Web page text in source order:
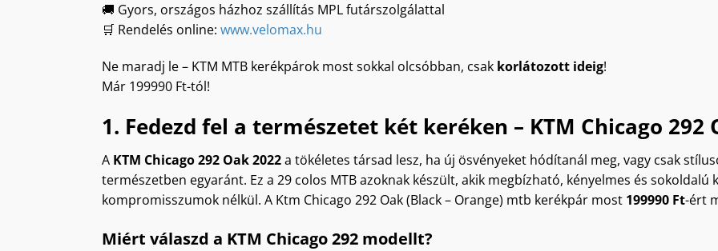
🚚 Gyors, országos házhoz szállítás MPL futárszolgálattal
🛒 Rendelés online: www.velomax.hu
Ne maradj le – KTM MTB kerékpárok most sokkal olcsóbban, csak korlátozott ideig!
Már 199990 Ft-tól!
1. Fedezd fel a természetet két keréken – KTM Chicago 292
A KTM Chicago 292 Oak 2022a tökéletes társad lesz, ha új ösvényeket hódítanál meg, vagy csak
természetben egyaránt. Ez a 29 colos MTB azoknak készült, akik megbízható, kényelmes és
kompromisszumok nélkül. A Ktm Chicago 292 Oak (Black – Orange) mtb kerékpár most 199990 Ft-ért
Miért válaszd a KTM Chicago 292 modellt?